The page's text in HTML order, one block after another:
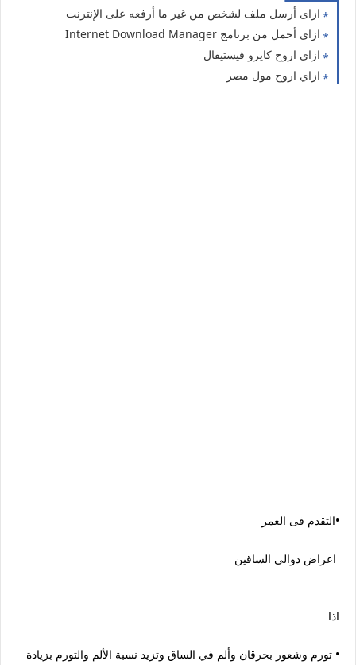
ازاى أرسل ملف لشخص من غير ما أرفعه على الإنترنت
ازاى أحمل من برنامج Internet Download Manager
ازاي اروح كايرو فيستيفال
ازاي اروح مول مصر
•التقدم فى العمر
اعراض دوالى الساقين
اذا
• تورم وشعور بحرقان وألم في الساق وتزيد نسبة الألم والتورم بزيادة